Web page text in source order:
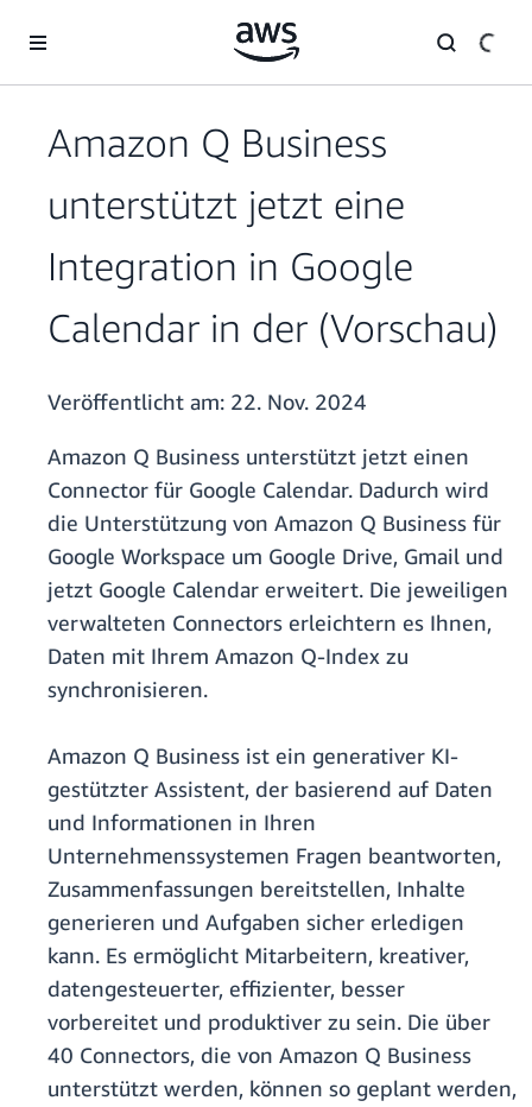
Überspringen zum Hauptinhalt
Amazon Q Business
unterstützt jetzt eine
Integration in Google
Calendar in der (Vorschau)
Veröffentlicht am: 22. Nov. 2024
Amazon Q Business unterstützt jetzt einen
Connector für Google Calendar. Dadurch wird
die Unterstützung von Amazon Q Business für
Google Workspace um Google Drive, Gmail und
jetzt Google Calendar erweitert. Die jeweiligen
verwalteten Connectors erleichtern es Ihnen,
Daten mit Ihrem Amazon Q-Index zu
synchronisieren.
Amazon Q Business ist ein generativer KI-
gestützter Assistent, der basierend auf Daten
und Informationen in Ihren
Unternehmenssystemen Fragen beantworten,
Zusammenfassungen bereitstellen, Inhalte
generieren und Aufgaben sicher erledigen
kann. Es ermöglicht Mitarbeitern, kreativer,
datengesteuerter, effizienter, besser
vorbereitet und produktiver zu sein. Die über
40 Connectors, die von Amazon Q Business
unterstützt werden, können so geplant werden,